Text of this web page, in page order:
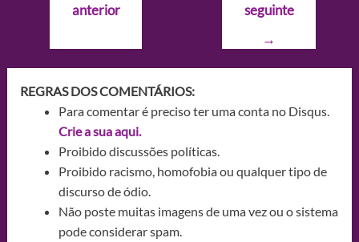
Postanterior
seguinte
→
REGRAS DOS COMENTÁRIOS:
Para comentar é preciso ter uma conta no Disqus.
Crie a sua aqui.
Proibido discussões políticas.
Proibido racismo, homofobia ou qualquer tipo de
discurso de ódio.
Não poste muitas imagens de uma vez ou o sistema
pode considerar spam.